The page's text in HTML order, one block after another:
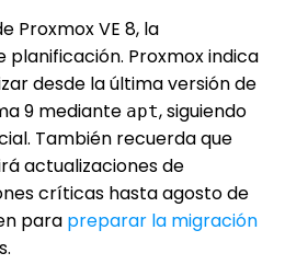
Proxmox VE 8, la
planificación. Proxmox indica
desde la última versión de
9 mediante apt, siguiendo
También recuerda que
actualizaciones de
críticas hasta agosto de
para preparar la migración